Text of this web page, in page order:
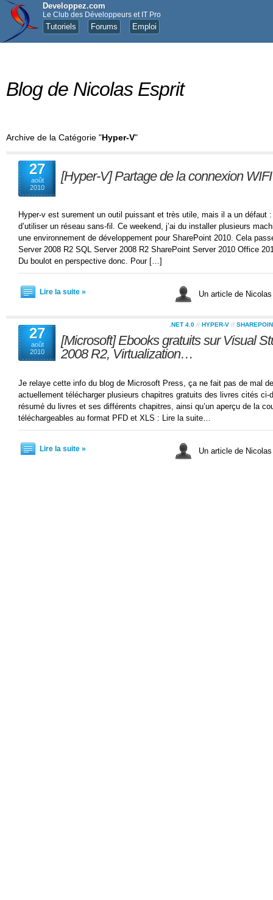
Developpez.com
Le Club des Développeurs et IT Pro
Tutoriels Forums Emploi
Blog de Nicolas Esprit
Archive de la Catégorie "Hyper-V"
27
août
2010
[Hyper-V] Partage de la connexion
Hyper-v est surement un outil puissant et très utile, mais il a un défaut
d’utiliser un réseau sans-fil. Ce weekend, j’ai du installer plusieurs
une environnement de développement pour SharePoint 2010. Cela
Server 2008 R2 SQL Server 2008 R2 SharePoint Server 2010 Office
Du boulot en perspective donc. Pour […]
Lire la suite » Un article de
27
août
2010
.NET 4.0 // HYPER-V //
[Microsoft] Ebooks gratuits sur Visual
2008 R2, Virtualization…
Je relaye cette info du blog de Microsoft Press, ça ne fait pas de mal
actuellement télécharger plusieurs chapitres gratuits des livres cités ci-
résumé du livres et ses différents chapitres, ainsi qu’un aperçu de la
téléchargeables au format PFD et XLS : Lire la suite…
Lire la suite » Un article de